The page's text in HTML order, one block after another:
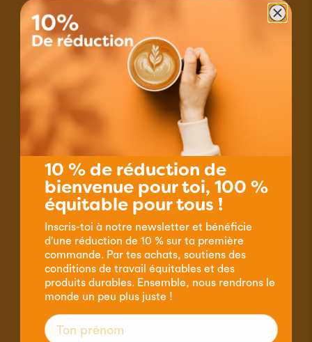
Modes de paiement
Expédition avec Courrier A
Livraison gratuites pour les commandes à partir de 80.–
Contact
Informations & contact
Hotline de commande 032 356 07 77
Disponibilité téléphonique du service clientèle :
Lundi - jeudi
9.00 - 12.00 & 14.00 - 16.00 heures
Vendredi
10 % de réduction de
bienvenue pour toi, 100 %
équitable pour tous !
Inscris-toi à notre newsletter et bénéficie
d'une réduction de 10 % sur ta première
commande. Par tes achats, soutiens des
conditions de travail équitables et des
produits durables. Ensemble, nous rendrons le
monde un peu plus juste !